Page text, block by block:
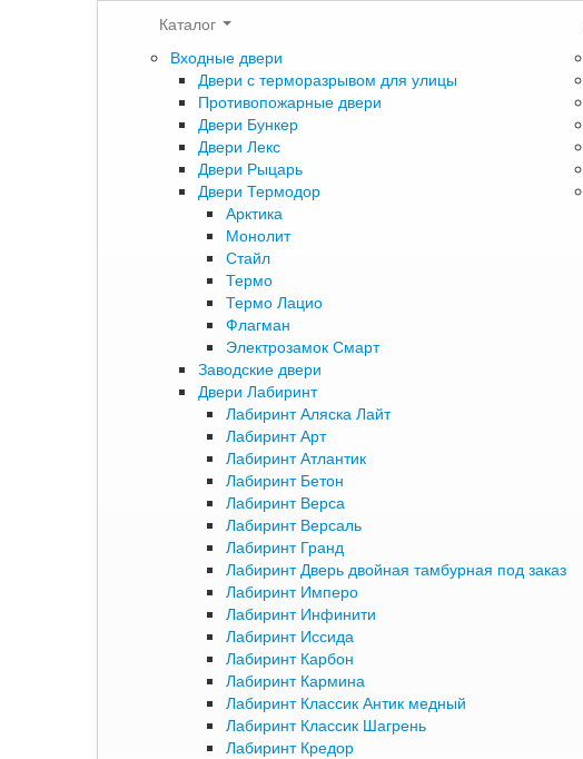
Каталог
Входные двери
Двери с терморазрывом для улицы
Противопожарные двери
Двери Бункер
Двери Лекс
Двери Рыцарь
Двери Термодор
Арктика
Монолит
Стайл
Термо
Термо Лацио
Флагман
Электрозамок Смарт
Заводские двери
Двери Лабиринт
Лабиринт Аляска Лайт
Лабиринт Арт
Лабиринт Атлантик
Лабиринт Бетон
Лабиринт Верса
Лабиринт Версаль
Лабиринт Гранд
Лабиринт Дверь двойная тамбурная под заказ
Лабиринт Имперо
Лабиринт Инфинити
Лабиринт Иссида
Лабиринт Карбон
Лабиринт Кармина
Лабиринт Классик Антик медный
Лабиринт Классик Шагрень
Лабиринт Кредор